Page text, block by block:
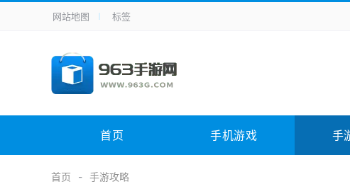
手机应用
手机游戏 体育竞技
电脑软件 其它类别 图形软件 安全相关
未分类 综合其它
网站地图 标签
首页 手机游戏 手
首页 手游攻略